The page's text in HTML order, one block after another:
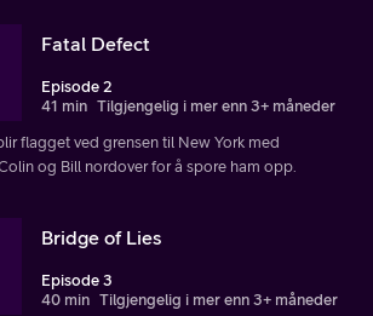
Fatal Defect
Episode 2
41 min Tilgjengelig i mer enn 3+ måneder
flagget ved grensen til New York med
og Bill nordover for å spore ham opp.
Bridge of Lies
Episode 3
40 min Tilgjengelig i mer enn 3+ måneder